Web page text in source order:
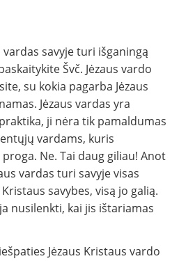
vardas savyje turi išganingą
Švč. Jėzaus vardo
su kokia pagarba Jėzaus
Jėzaus vardas yra
ji nėra tik pamaldumas
vardams, kuris
Ne. Tai daug giliau! Anot
vardas turi savyje visas
savybes, visą jo galią.
nusilenkti, kai jis ištariamas
Jėzaus Kristaus vardo